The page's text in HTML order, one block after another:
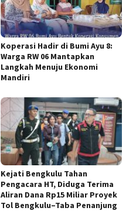
Koperasi Hadir di Bumi Ayu 8:
Warga RW 06 Mantapkan
Langkah Menuju Ekonomi
Mandiri
Kejati Bengkulu Tahan
Pengacara HT, Diduga Terima
Aliran Dana Rp15 Miliar Proyek
Tol Bengkulu–Taba Penanjung